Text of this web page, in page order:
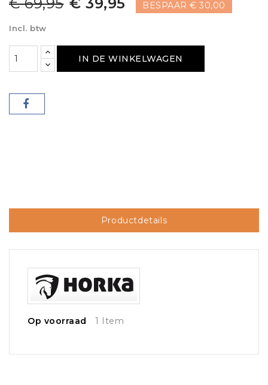
BESPAAR € 30,00
Incl. btw
IN DE WINKELWAGEN
Productdetails
Op voorraad 1 Item